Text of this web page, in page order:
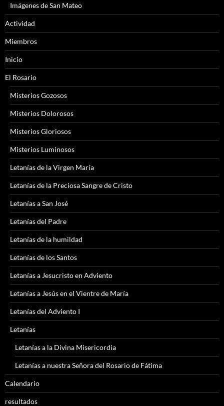
Imágenes de San Mateo
Actividad
Miembros
Inicio
El Rosario
Misterios Gozosos
Misterios Dolorosos
Misterios Gloriosos
Misterios Luminosos
Letanías de la Virgen María
Letanías de la Preciosa Sangre de Cristo
Letanías a San José
Letanías del Padre
Letanías de la humildad
Letanías de los Santos
Letanías a Jesucristo en Adviento
Letanías a Jesús en el Vientre de María
Letanías del Adviento I
Letanías
Letanías a la Divina Misericordia
Letanías a nuestra Señora del Rosario de Fátima
Calendario
resultados